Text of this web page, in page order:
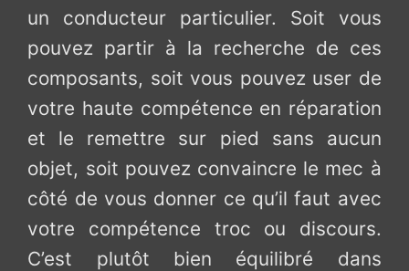
un conducteur particulier. Soit vous
pouvez partir à la recherche de ces
composants, soit vous pouvez user de
votre haute compétence en réparation
et le remettre sur pied sans aucun
objet, soit pouvez convaincre le mec à
côté de vous donner ce qu’il faut avec
votre compétence troc ou discours.
C’est plutôt bien équilibré dans